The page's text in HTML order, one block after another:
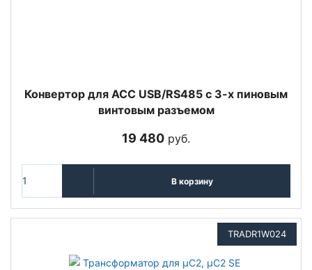
Конвертор для ACC USB/RS485 с 3-х пиновым
винтовым разъемом
19 480 руб.
В корзину
TRADR1W024